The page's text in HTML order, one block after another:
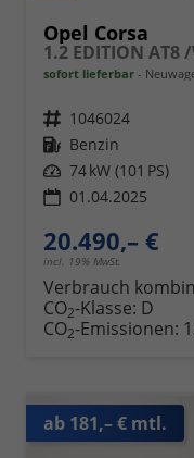
Opel Corsa
1.2 EDITION AT8
sofort lieferbar
Fahrzeugnr. 1046024
Kraftstoff Benzin
Leistung 74 kW (101 PS)
01.04.2025
20.490,– €
incl. 19% MwSt.
Verbrauch
CO2-Klasse: D
CO2-Emissionen:
ab 181,– € mtl.